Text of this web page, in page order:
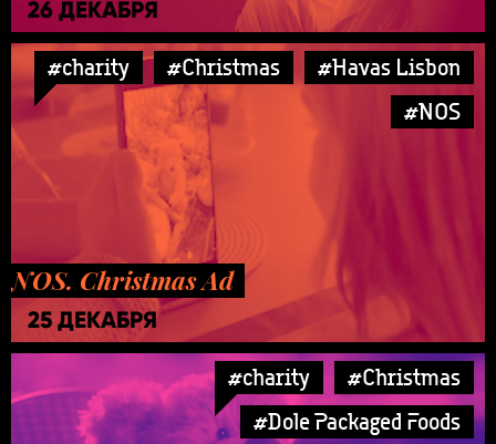
26 ДЕКАБРЯ
#charity #Christmas
#Havas Lisbon
#NOS
NOS. Christmas Ad
25 ДЕКАБРЯ
#charity
#Christmas
#Dole Packaged Foods